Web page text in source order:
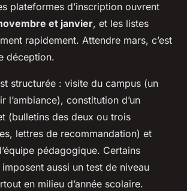
plateformes d’inscription ouvrent
et janvier, et les listes
rapidement. Attendre mars, c’est
déception.
structurée : visite du campus (un
l’ambiance), constitution d’un
(bulletins des deux ou trois
lettres de recommandation) et
pédagogique. Certains
aussi un test de niveau
en milieu d’année scolaire.